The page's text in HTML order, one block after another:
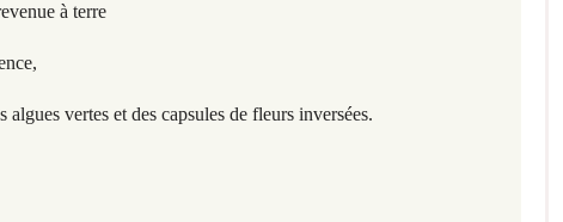
à terre
algues vertes et des capsules de fleurs inversées.